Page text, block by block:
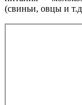
(свиньи, овцы и